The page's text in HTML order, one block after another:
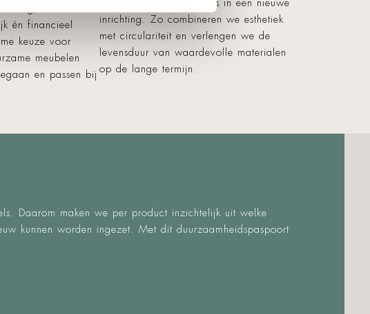
én financieel
keuze voor
meubelen
en passen bij
oude meubels moeiteloos in een nieuwe
inrichting. Zo combineren we esthetiek
met circulariteit en verlengen we de
levensduur van waardevolle materialen
op de lange termijn.
Daarom maken we per product inzichtelijk uit welke
kunnen worden ingezet. Met dit duurzaamheidspaspoort